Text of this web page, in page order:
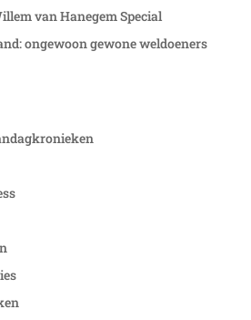
van Hanegem Special
ongewoon gewone weldoeners